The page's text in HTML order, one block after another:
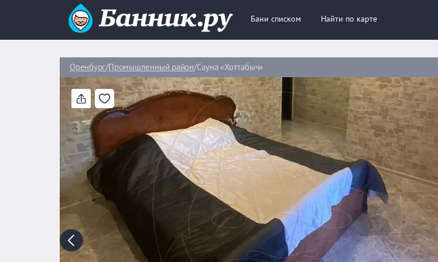
Бани списком Найти по карте
Оренбург Промышленный район Сауна «Хоттабыч»